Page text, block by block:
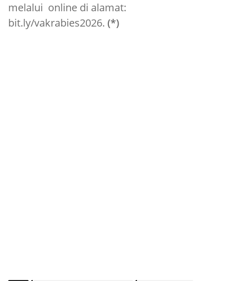
melalui online di alamat:
bit.ly/vakrabies2026. (*)